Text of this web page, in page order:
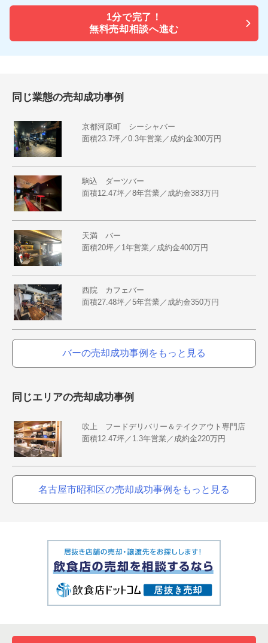
1分で完了！
無料売却相談へ進む
同じ業態の売却成功事例
京都河原町 シーシャバー
面積23.7坪／0.3年営業／成約金300万円
駒込 ダーツバー
面積12.47坪／8年営業／成約金383万円
天満 バー
面積20坪／1年営業／成約金400万円
西院 カフェバー
面積27.48坪／5年営業／成約金350万円
バーの売却成功事例をもっと見る
同じエリアの売却成功事例
吹上 フードデリバリー＆テイクアウト専門店
面積12.47坪／1.3年営業／成約金220万円
名古屋市昭和区の売却成功事例をもっと見る